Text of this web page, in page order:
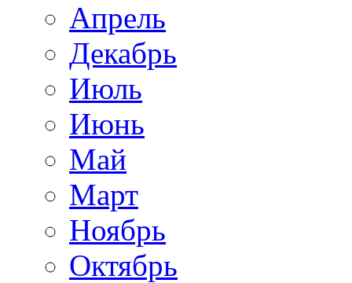
Апрель
Декабрь
Июль
Июнь
Май
Март
Ноябрь
Октябрь